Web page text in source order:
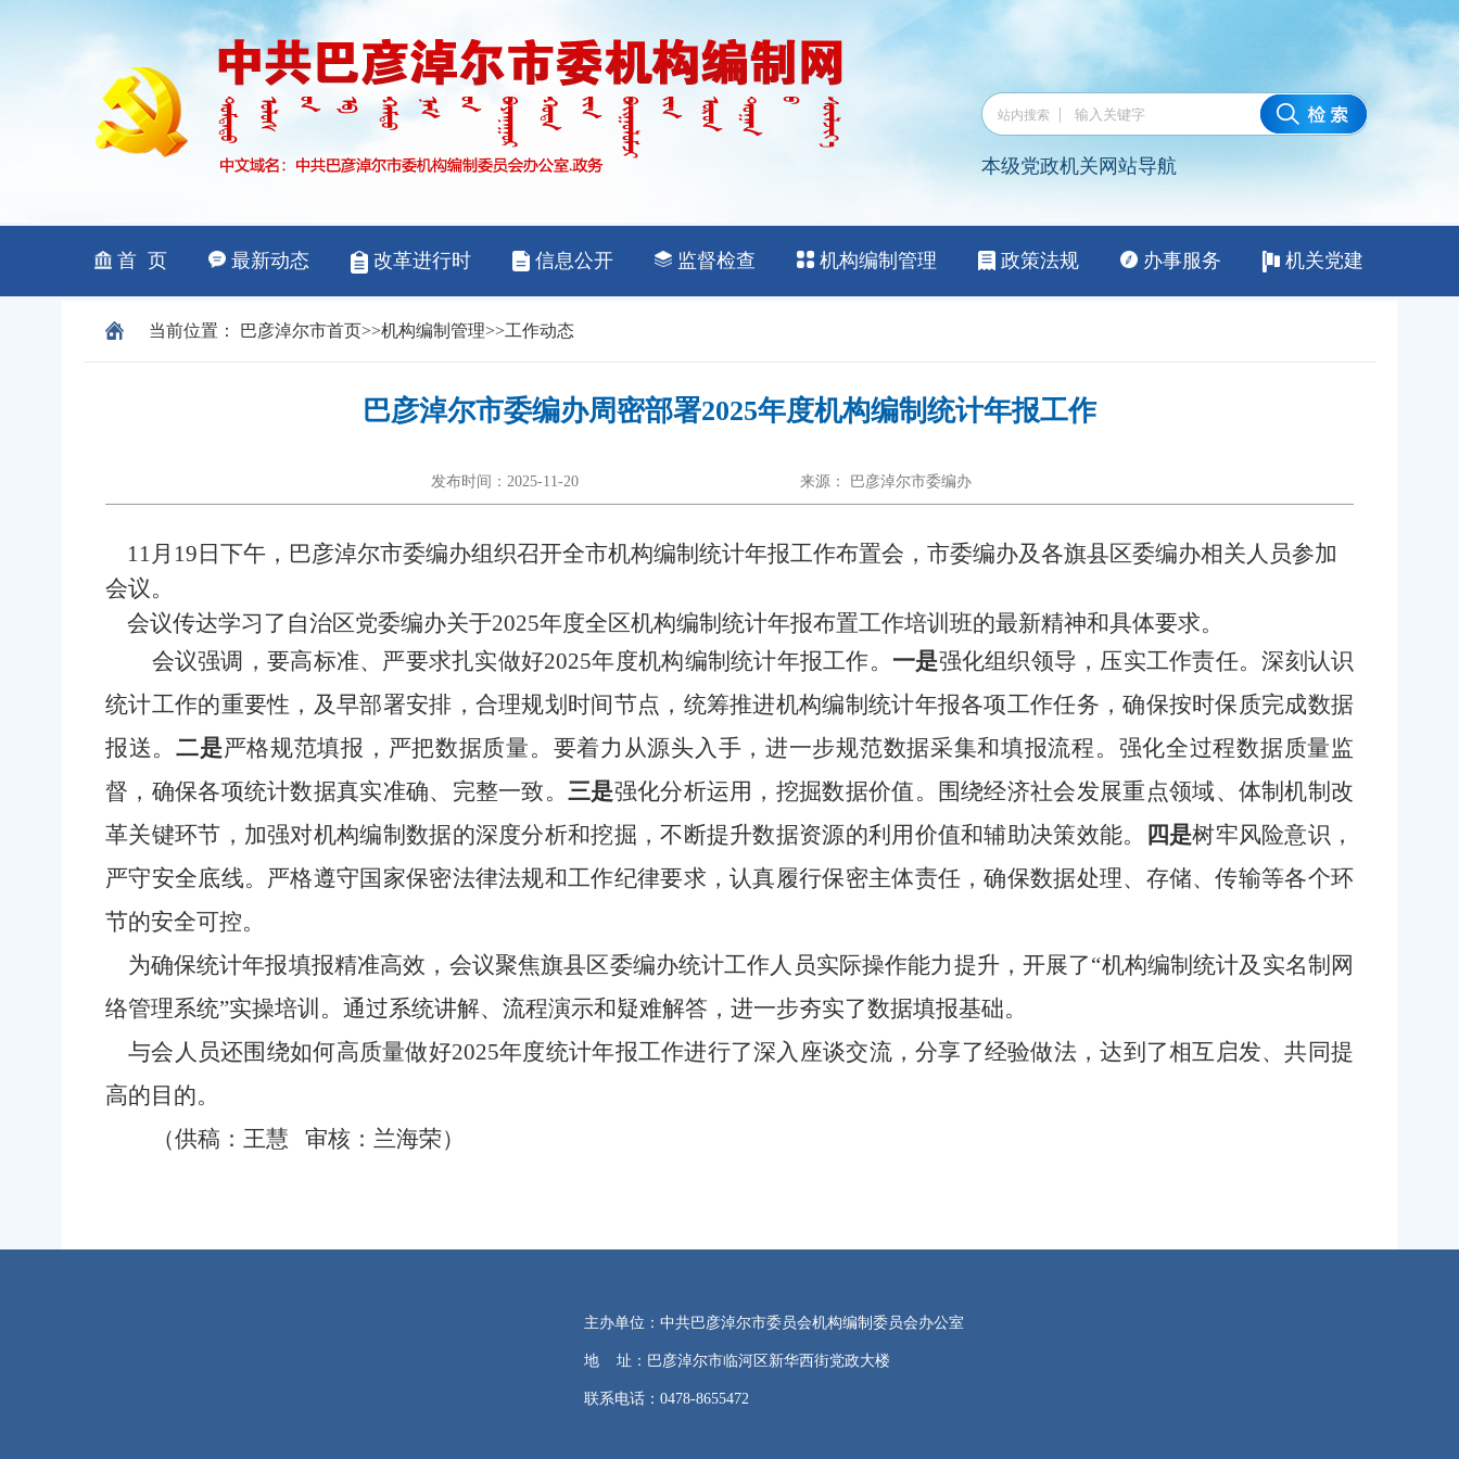
当前位置： 巴彦淖尔市首页>>机构编制管理>>工作动态
巴彦淖尔市委编办周密部署2025年度机构编制统计年报工作
发布时间：2025-11-20 来源： 巴彦淖尔市委编办
11月19日下午，巴彦淖尔市委编办组织召开全市机构编制统计年报工作布置会，市委编办及各旗县区委编办相关人员参加
会议。
会议传达学习了自治区党委编办关于2025年度全区机构编制统计年报布置工作培训班的最新精神和具体要求。
会议强调， 要高标准、严要求扎实做好2025年度机构编制统计年报工作。 一是强化组织领导，压实工作责任。深刻认识
统计工作的重要性，及早部署安排，合理规划时间节点，统筹推进机构编制统计年报各项工作任务，确保按时保质完成数据
报送。二是严格规范填报，严把数据质量。要着力从源头入手，进一步规范数据采集和填报流程。强化全过程数据质量监
督，确保各项统计数据真实准确、完整一致。三是强化分析运用，挖掘数据价值。围绕经济社会发展重点领域、体制机制改
革关键环节，加强对机构编制数据的深度分析和挖掘，不断提升数据资源的利用价值和辅助决策效能。
四是树牢风险意识，
严守安全底线。严格遵守国家保密法律法规和工作纪律要求，认真履行保密主体责任，确保数据处理、存储、传输等各个环
节的安全可控。
为确保统计年报填报精准高效，会议聚焦旗县区委编办统计工作人员实际操作能力提升，开展了“机构编制统计及实名制网
络管理系统”实操培训。通过系统讲解、流程演示和疑难解答，进一步夯实了数据填报基础。
与会人员还围绕如何高质量做好2025年度统计年报工作进行了深入座谈交流，分享了经验做法，达到了相互启发、共同提
高的目的。
（供稿：王慧 审核：兰海荣）